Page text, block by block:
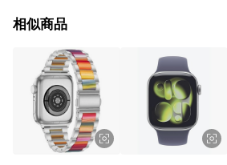
相似商品